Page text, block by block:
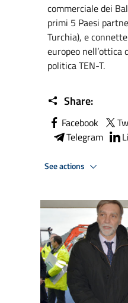
commerciale dei
primi 5 Paesi
Turchia), e
europeo
politica TEN-T.
Share:
Facebook
Telegram
See actions